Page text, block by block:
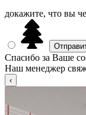
докажите, что вы
Спасибо за Ваше
Наш менеджер